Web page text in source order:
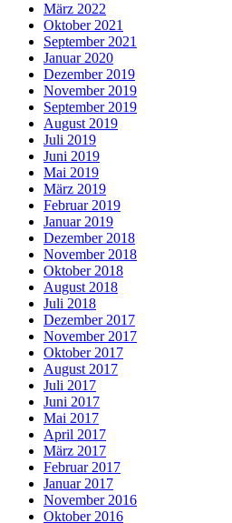
März 2022
Oktober 2021
September 2021
Januar 2020
Dezember 2019
November 2019
September 2019
August 2019
Juli 2019
Juni 2019
Mai 2019
März 2019
Februar 2019
Januar 2019
Dezember 2018
November 2018
Oktober 2018
August 2018
Juli 2018
Dezember 2017
November 2017
Oktober 2017
August 2017
Juli 2017
Juni 2017
Mai 2017
April 2017
März 2017
Februar 2017
Januar 2017
November 2016
Oktober 2016